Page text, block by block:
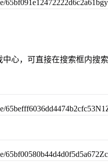
心，可直接在搜索框内搜